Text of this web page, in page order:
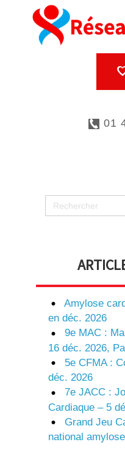
01
Amylose
en déc. 2026
9e MAC :
16 déc. 2026,
5e CFMA :
déc. 2026
7e JACC :
Cardiaque – 5
Grand Jeu
national